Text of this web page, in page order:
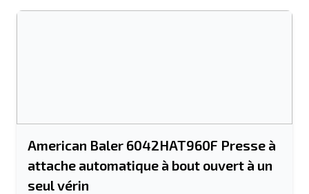
American Baler 6042HAT960F Presse à
attache automatique à bout ouvert à un
seul vérin